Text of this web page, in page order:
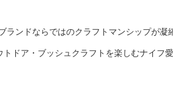
ランドならではのクラフトマンシップが凝
ドア・ブッシュクラフトを楽しむナイフ